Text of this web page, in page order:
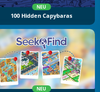
NEU
100 Hidden Capybaras
NEU